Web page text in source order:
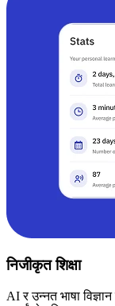
निजीकृत शिक्षा
AI र उन्नत भाषा